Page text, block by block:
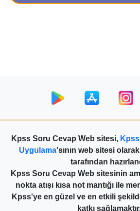
Kpss Soru Cevap Web sitesi,
Uygulama'sının web sitesi
tarafından
Kpss Soru Cevap Web sitesinin
nokta atışı kısa not mantığı ile
Kpss'ye en güzel ve en etkili
katkı